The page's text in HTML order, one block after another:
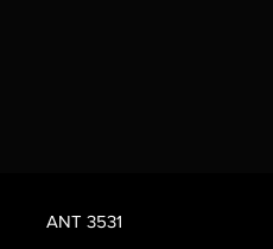
ANT 3531